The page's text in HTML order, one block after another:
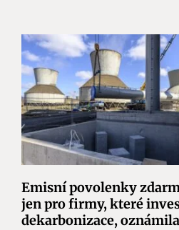
Emisní povolenky
jen pro firmy, které
dekarbonizace,